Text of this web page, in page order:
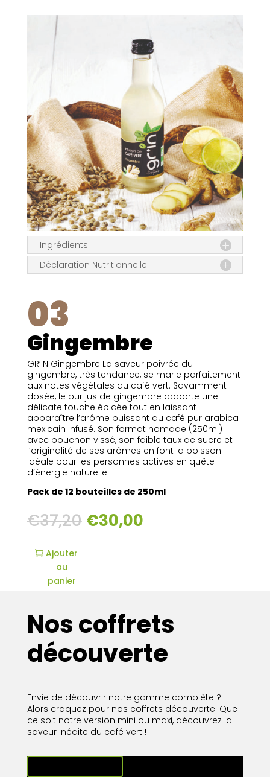
Ingrédients
Déclaration Nutritionnelle
03
Gingembre
GR’IN Gingembre La saveur poivrée du
gingembre, très tendance, se marie parfaitement
aux notes végétales du café vert. Savamment
dosée, le pur jus de gingembre apporte une
délicate touche épicée tout en laissant
apparaître l’arôme puissant du café pur arabica
mexicain infusé. Son format nomade (250ml)
avec bouchon vissé, son faible taux de sucre et
l’originalité de ses arômes en font la boisson
idéale pour les personnes actives en quête
d’énergie naturelle.
Pack de 12 bouteilles de 250ml
€37,20 €30,00
Ajouter
au
panier
Nos coffrets
découverte
Envie de découvrir notre gamme complète ?
Alors craquez pour nos coffrets découverte. Que
ce soit notre version mini ou maxi, découvrez la
saveur inédite du café vert !